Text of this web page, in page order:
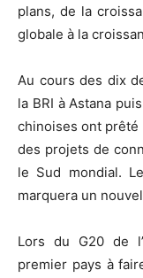
plans, de la
globale à la
Au cours des dix
la BRI à Astana
chinoises ont prêté
des projets de
le Sud mondial.
marquera un
Lors du G20 de
premier pays à